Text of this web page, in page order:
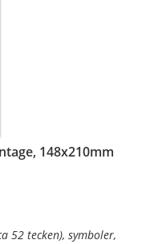
148x210mm
52 tecken), symboler,